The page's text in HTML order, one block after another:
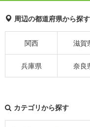
周辺の都道府県から探す
関西 滋賀
兵庫県 奈良
カテゴリから探す